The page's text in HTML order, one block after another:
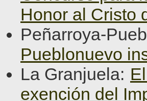
Honor al Cristo
Peñarroya-
Pueblonuevo
La Granjuela:
exención del